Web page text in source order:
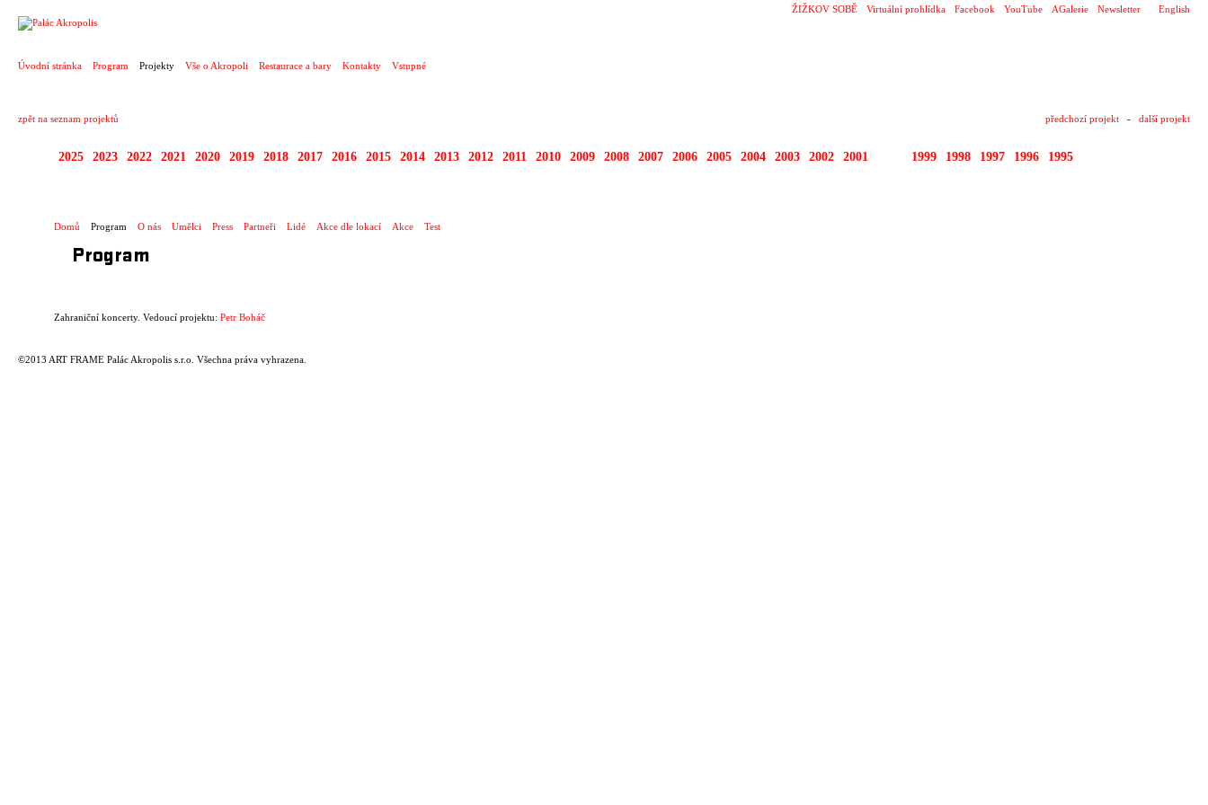
English
ŽIŽKOV SOBĚ Virtuální prohlídka Facebook YouTube AGalerie Newsletter
Úvodní stránka Program Projekty Vše o Akropoli Restaurace a bary Kontakty Vstupné
zpět na seznam projektů předchozí projekt - další projekt
2025 2023 2022 2021 2020 2019 2018 2017 2016 2015 2014 2013 2012 2011 2010 2009 2008 2007 2006 2005 2004 2003 2002 2001 1999 1998 1997 1996 1995
Domů Program O nás Umělci Press Partneři Lidé Akce dle lokací Akce Test
Program
Zahraniční koncerty. Vedoucí projektu: Petr Boháč
©2013 ART FRAME Palác Akropolis s.r.o. Všechna práva vyhrazena.